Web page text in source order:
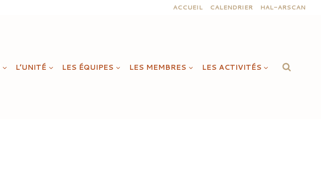
ACCUEIL CALENDRIER HAL-ARSCAN
L’UNITÉ LES ÉQUIPES LES MEMBRES LES ACTIVITÉS